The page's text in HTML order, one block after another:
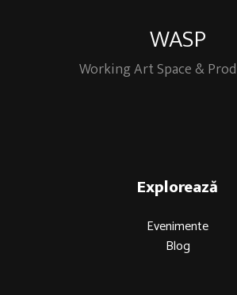
WASP
Working Art Space &
Explorează
Evenimente
Blog